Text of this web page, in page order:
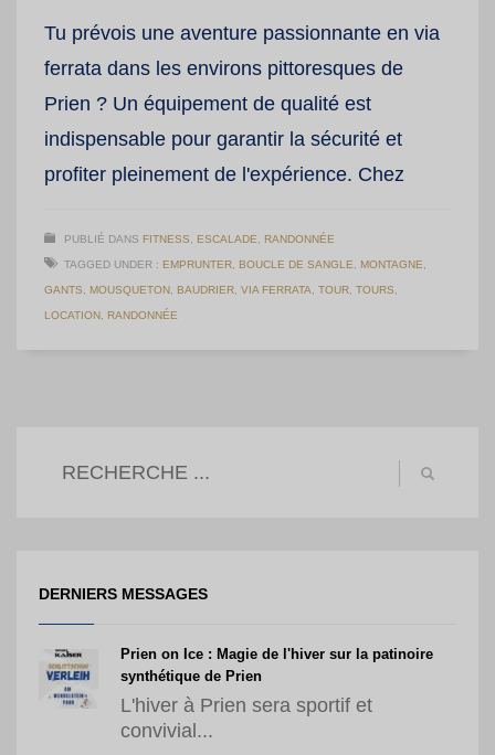
Tu prévois une aventure passionnante en via
ferrata dans les environs pittoresques de
Prien ? Un équipement de qualité est
indispensable pour garantir la sécurité et
profiter pleinement de l'expérience. Chez
PUBLIÉ DANS FITNESS ESCALADE RANDONNÉE
TAGGED UNDER : EMPRUNTER BOUCLE DE SANGLE MONTAGNE
GANTS MOUSQUETON BAUDRIER VIA FERRATA TOUR TOURS
LOCATION RANDONNÉE
DERNIERS MESSAGES
Prien on Ice : Magie de l'hiver sur la patinoire
synthétique de Prien
L'hiver à Prien sera sportif et
convivial...